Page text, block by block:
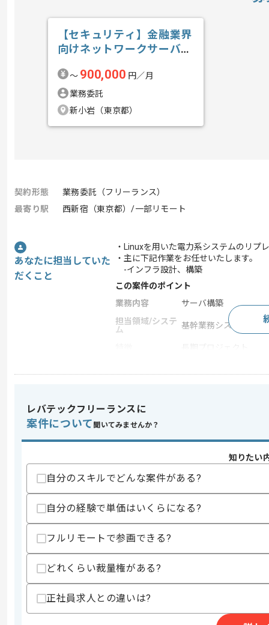
【セキュリティ】金融業界
向けネットワークサーバセ
件〜 900,000 円／月
業務委託
新小岩（東京都）
契約形態
業務委託（フリーランス）
最寄り駅
西新宿（東京都）/一部リモート
あなたに担当していた
だくこと
・Linuxを用いた電力系システムのリプ
・主に下記作業をお任せいたします。
-インフラ設計、構築
この案件のポイント
業務内容
サーバ構築
担当領域/システ
ム
基幹業務システム
スキル
下記いずれかの経験
・Vmwareの設計、構築経験
・Apache、Jbossの設計、構築経験
・JP1関連の設計、構築経験
歓迎スキル
スキルに不安がある方へ
その他募集要項
募集人数
作業開始日
2023/11/01
レバテックフリーランスに
案件について 聞いてみませんか？
知りたい
自分のスキルでどんな案件がある?
自分の経験で単価はいくらになる?
フルリモートで参画できる?
どれくらい裁量権がある?
正社員求人との違いは?